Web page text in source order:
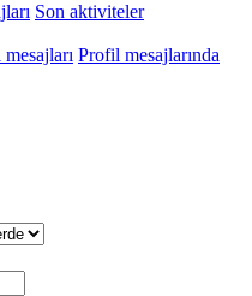
Son aktiviteler
Profil mesajlarında